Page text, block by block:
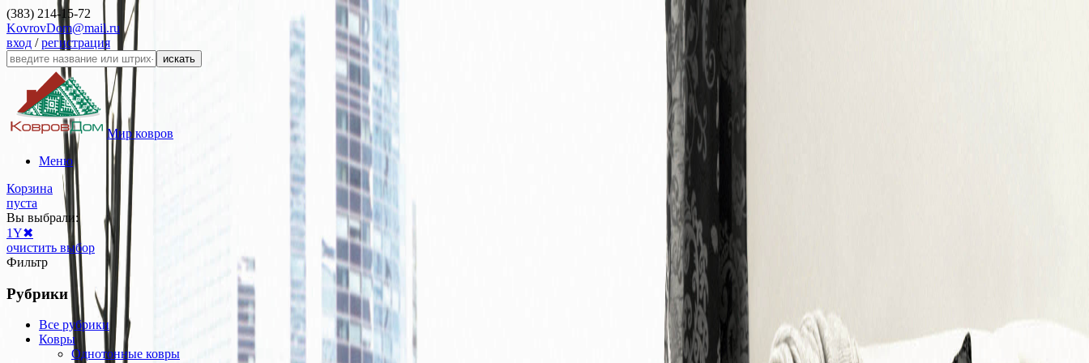
(383) 214-15-72
KovrovDom@mail.ru
вход /регистрация
искать
Мир ковров
Меню
Корзина
пуста
Вы выбрали:
1Y✖
очистить выбор
Фильтр
Рубрики
Все рубрики
Ковры
Однотонные ковры